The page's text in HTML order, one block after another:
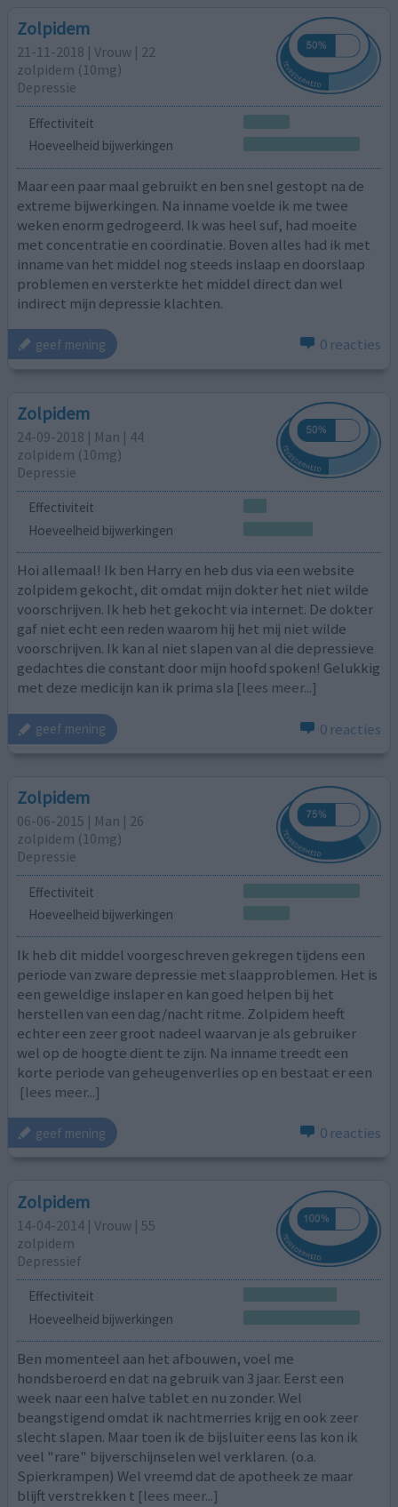
Zolpidem
21-11-2018 | Vrouw | 22
zolpidem (10mg)
Depressie
Effectiviteit
Hoeveelheid bijwerkingen
Maar een paar maal gebruikt en ben snel gestopt na de
extreme bijwerkingen. Na inname voelde ik me twee
weken enorm gedrogeerd. Ik was heel suf, had moeite
met concentratie en coördinatie. Boven alles had ik met
inname van het middel nog steeds inslaap en doorslaap
problemen en versterkte het middel direct dan wel
indirect mijn depressie klachten.
geef mening 0 reacties
Zolpidem
24-09-2018 | Man | 44
zolpidem (10mg)
Depressie
Effectiviteit
Hoeveelheid bijwerkingen
Hoi allemaal! Ik ben Harry en heb dus via een website
zolpidem gekocht, dit omdat mijn dokter het niet wilde
voorschrijven. Ik heb het gekocht via internet. De dokter
gaf niet echt een reden waarom hij het mij niet wilde
voorschrijven. Ik kan al niet slapen van al die depressieve
gedachtes die constant door mijn hoofd spoken! Gelukkig
met deze medicijn kan ik prima sla [lees meer...]
geef mening 0 reacties
Zolpidem
06-06-2015 | Man | 26
zolpidem (10mg)
Depressie
Effectiviteit
Hoeveelheid bijwerkingen
Ik heb dit middel voorgeschreven gekregen tijdens een
periode van zware depressie met slaapproblemen. Het is
een geweldige inslaper en kan goed helpen bij het
herstellen van een dag/nacht ritme. Zolpidem heeft
echter een zeer groot nadeel waarvan je als gebruiker
wel op de hoogte dient te zijn. Na inname treedt een
korte periode van geheugenverlies op en bestaat er een
[lees meer...]
geef mening 0 reacties
Zolpidem
14-04-2014 | Vrouw | 55
zolpidem
Depressief
Effectiviteit
Hoeveelheid bijwerkingen
Ben momenteel aan het afbouwen, voel me
hondsberoerd en dat na gebruik van 3 jaar. Eerst een
week naar een halve tablet en nu zonder. Wel
beangstigend omdat ik nachtmerries krijg en ook zeer
slecht slapen. Maar toen ik de bijsluiter eens las kon ik
veel "rare" bijverschijnselen wel verklaren. (o.a.
Spierkrampen) Wel vreemd dat de apotheek ze maar
blijft verstrekken t [lees meer...]